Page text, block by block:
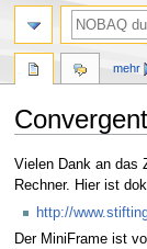
Zur
Navigation
springen
Zur
Suche
springen
Vielen Dank an das
Rechner. Hier ist
http://
Der MiniFrame ist
mehr